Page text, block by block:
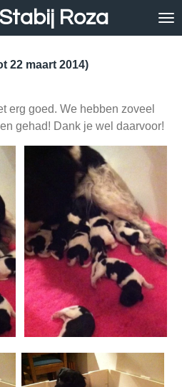
Roza
22 maart 2014)
erg goed. We hebben zoveel
gehad! Dank je wel daarvoor!